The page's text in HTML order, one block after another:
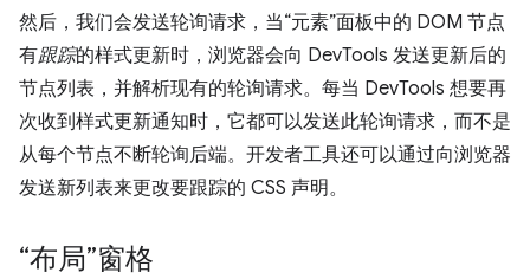
然后，我们会发送轮询请求，当“元素”面板中的 DOM 节点
有跟踪的样式更新时，浏览器会向 DevTools 发送更新后的
节点列表，并解析现有的轮询请求。每当 DevTools 想要再
次收到样式更新通知时，它都可以发送此轮询请求，而不是
从每个节点不断轮询后端。开发者工具还可以通过向浏览器
发送新列表来更改要跟踪的 CSS 声明。
“布局”窗格